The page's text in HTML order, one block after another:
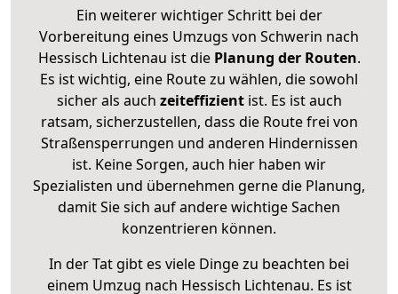
Ein weiterer wichtiger Schritt bei der
Vorbereitung eines Umzugs von Schwerin nach
Hessisch Lichtenau ist diePlanung der Routen.
Es ist wichtig, eine Route zu wählen, die sowohl
sicher als auch zeiteffizientist. Es ist auch
ratsam, sicherzustellen, dass die Route frei von
Straßensperrungen und anderen Hindernissen
ist. Keine Sorgen, auch hier haben wir
Spezialisten und übernehmen gerne die Planung,
damit Sie sich auf andere wichtige Sachen
konzentrieren können.
In der Tat gibt es viele Dinge zu beachten bei
einem Umzug nach Hessisch Lichtenau. Es ist